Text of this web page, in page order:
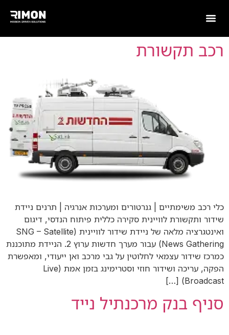
רכב תקשורת
כלי רכב משימתיים | גנרטורים ומערכות אנרגיה | תרנים ניידת
שידור ותקשורת לוויינית סקירה כללית פיתוח הנדסי, דיגום
ואינטגרציה מלאה של ניידת שידור לוויינית (SNG – Satellite
News Gathering) עבור מערך חדשות ערוץ 2. הניידת מתוכננת
כמרכז שידור עצמאי לחלוטין על גבי מרכב ואן ייעודי, ומאפשרת
הפקה, עריכה ושידור חוזי וסטרימינג בזמן אמת (Live
Broadcast) […]
סניף בנק מרכנתיל נייד